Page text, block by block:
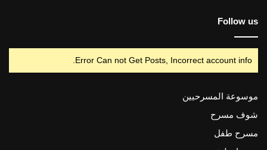
Follow us
Error Can not Get Posts, Incorrect account info.
موسوعة المسرحيين
شوف مسرح
مسرح طفل